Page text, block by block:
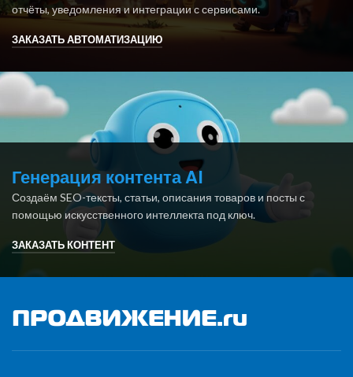
отчёты, уведомления и интеграции с сервисами.
ЗАКАЗАТЬ АВТОМАТИЗАЦИЮ
Генерация контента AI
Создаём SEO-тексты, статьи, описания товаров и посты с
помощью искусственного интеллекта под ключ.
ЗАКАЗАТЬ КОНТЕНТ